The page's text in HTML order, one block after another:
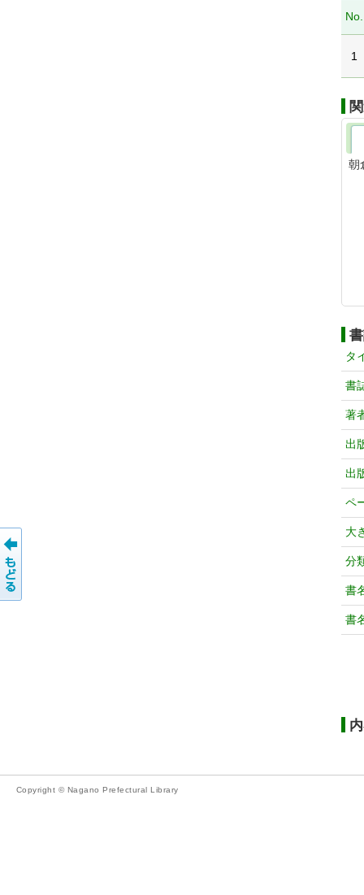
No.
1
朝
タ
書
著
出
出
ペ
大
分
書
書
Copyright © Nagano Prefectural Library